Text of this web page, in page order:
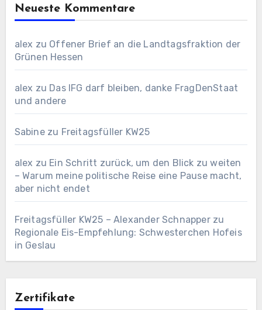
Neueste Kommentare
alex zu Offener Brief an die Landtagsfraktion der
Grünen Hessen
alex zu Das IFG darf bleiben, danke FragDenStaat
und andere
Sabinezu Freitagsfüller KW25
alex zu Ein Schritt zurück, um den Blick zu weiten
– Warum meine politische Reise eine Pause macht,
aber nicht endet
Freitagsfüller KW25 – Alexander Schnapperzu
Regionale Eis-Empfehlung: Schwesterchen Hofeis
in Geslau
Zertifikate